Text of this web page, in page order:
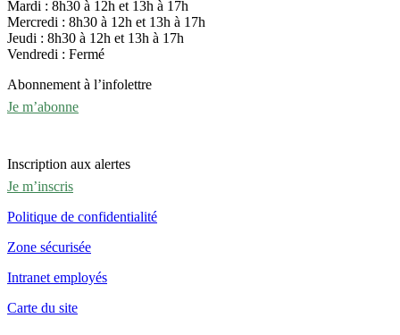
Mardi : 8h30 à 12h et 13h à 17h
Mercredi : 8h30 à 12h et 13h à 17h
Jeudi : 8h30 à 12h et 13h à 17h
Vendredi : Fermé
Abonnement à l’infolettre
Je m’abonne
Inscription aux alertes
Je m’inscris
Politique de confidentialité
Zone sécurisée
Intranet employés
Carte du site